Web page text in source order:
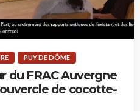
PUY DE DÔME
du FRAC Auvergne
de cocotte-